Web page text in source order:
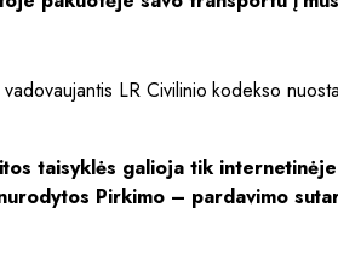
vadovaujantis LR Civilinio kodekso
taisyklės galioja tik
Pirkimo – pardavimo